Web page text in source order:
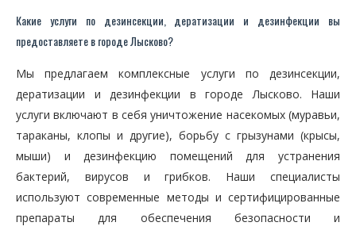
Какие услуги по дезинсекции, дератизации и дезинфекции вы
предоставляете в городе Лысково?
Мы предлагаем комплексные услуги по дезинсекции,
дератизации и дезинфекции в городе Лысково. Наши
услуги включают в себя уничтожение насекомых (муравьи,
тараканы, клопы и другие), борьбу с грызунами (крысы,
мыши) и дезинфекцию помещений для устранения
бактерий, вирусов и грибков. Наши специалисты
используют современные методы и сертифицированные
препараты для обеспечения безопасности и